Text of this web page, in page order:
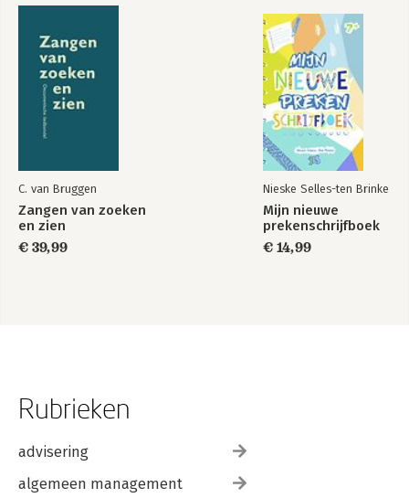
C. van Bruggen
Zangen van zoeken
en zien
€ 39,99
Nieske Selles-ten Brinke
Mijn nieuwe
prekenschrijfboek
€ 14,99
Rubrieken
advisering
algemeen management